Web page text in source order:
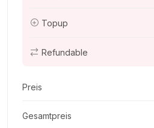
Für 5 Tage
Topup
Refundable
Preis
Gesamtpreis